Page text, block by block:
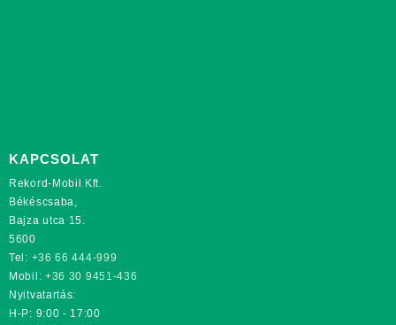
KAPCSOLAT
Rekord-Mobil Kft.
Békéscsaba,
Bajza utca 15.
5600
Tel: +36 66 444-999
Mobil: +36 30 9451-436
Nyitvatartás:
H-P: 9:00 - 17:00